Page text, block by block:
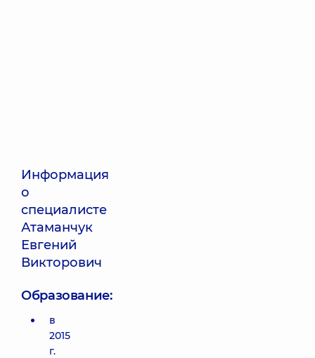
Информация
о
специалисте
Атаманчук
Евгений
Викторович
Образование:
в
2015
г.